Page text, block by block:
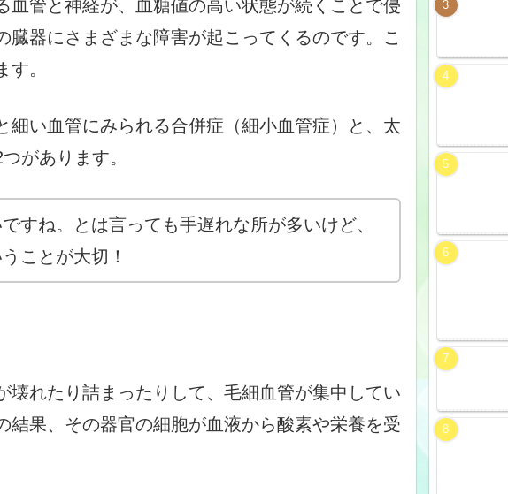
管と神経が、血糖値の高い状態が続くことで侵
器にさまざまな障害が起こってくるのです。こ
。
い血管にみられる合併症（細小血管症）と、太
があります。
すね。とは言っても手遅れな所が多いけど、
ことが大切！
れたり詰まったりして、毛細血管が集中してい
果、その器官の細胞が血液から酸素や栄養を受